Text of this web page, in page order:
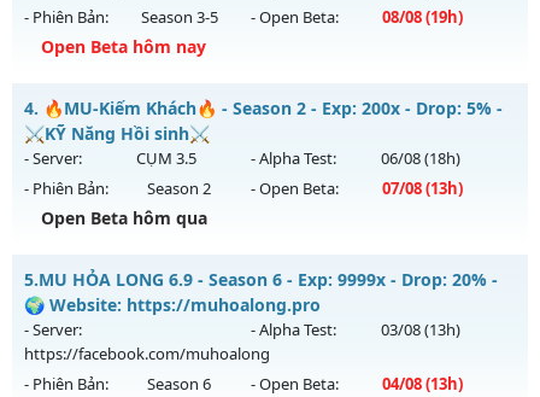
Exp: 1000x - Drop: 20%
Kiểu reset: Reset In Game
Thể loại: Mu Nguyên bản Webzen
Antihack: GameGuard
- Phiên Bản:
Season 3-5 - Open Beta: 08/08(19h)
Open Beta hôm nay
MUDREAM.NET - Hard Server • Không VIP • Không mốc
Mu mới ra tháng 08 2026 - Mở máy chủ
Landvào 19h ngày 08/08/2626
Exp: 1x - Drop: 3%
Kiểu reset: Non Reset
Thể loại: Mu Nguyên bản Webzen
Antihack: Chống Hack/ Dupe 100%
4. 🔥MU-Kiếm Khách🔥 - Season 2 - Exp: 200x - Drop: 5% -
⚔️KỸ Năng Hồi sinh⚔️
- Server: CỤM 3.5 - Alpha Test: 06/08(18h)
- Phiên Bản:
Season 2 - Open Beta: 07/08(13h)
Open Beta hôm qua
🔥MU-Kiếm Khách🔥 - ⚔️KỸ Năng Hồi sinh⚔️
Mu mới ra tháng 08 2026 - Mở máy chủ
ngày 07/08/2626
Exp: 200x - Drop: 5%
5.MU HỎA LONG 6.9 - Season 6 - Exp: 9999x - Drop: 20% -
🌍 Website: https://muhoalong.pro
- Server:
https://facebook.com/muhoalong
- Alpha Test: 03/08(13h)
- Phiên Bản: Season 6 - Open Beta: 04/08(13h)